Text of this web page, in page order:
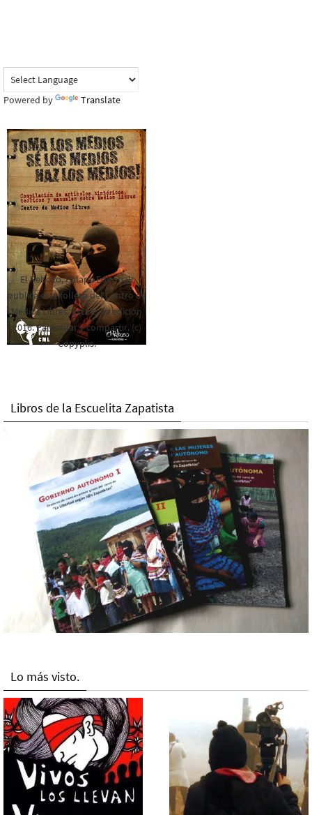
Powered by Translate
El Rebozo, Palapa Editorial,
publica este folleto del Centro de
Medios Libres. Esta es la edición
2016. Para rolar y compartir. (c)
Copyplis.
Libros de la Escuelita Zapatista
Lo más visto.